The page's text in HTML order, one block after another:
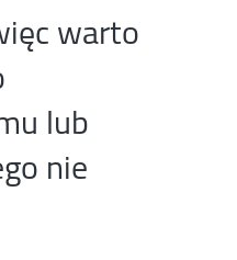
warto
lub
nie